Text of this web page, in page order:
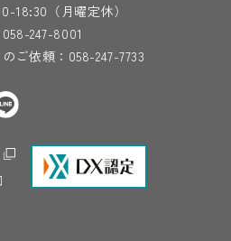
18:30（月曜定休）
058-247-8001
ご依頼： 058-247-7733